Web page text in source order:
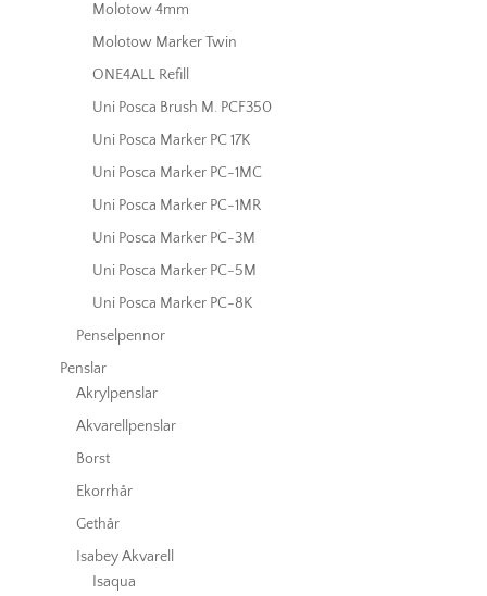
Molotow 4mm
Molotow Marker Twin
ONE4ALL Refill
Uni Posca Brush M. PCF350
Uni Posca Marker PC 17K
Uni Posca Marker PC-1MC
Uni Posca Marker PC-1MR
Uni Posca Marker PC-3M
Uni Posca Marker PC-5M
Uni Posca Marker PC-8K
Penselpennor
Penslar
Akrylpenslar
Akvarellpenslar
Borst
Ekorrhår
Gethår
Isabey Akvarell
Isaqua